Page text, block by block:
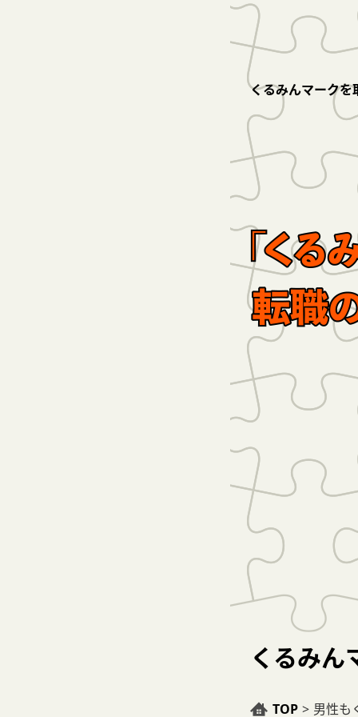
くるみんマークを
くるみん
TOP > 男性も